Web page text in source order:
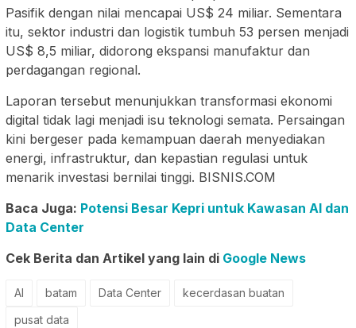
Pasifik dengan nilai mencapai US$ 24 miliar. Sementara
itu, sektor industri dan logistik tumbuh 53 persen menjadi
US$ 8,5 miliar, didorong ekspansi manufaktur dan
perdagangan regional.
Laporan tersebut menunjukkan transformasi ekonomi
digital tidak lagi menjadi isu teknologi semata. Persaingan
kini bergeser pada kemampuan daerah menyediakan
energi, infrastruktur, dan kepastian regulasi untuk
menarik investasi bernilai tinggi. BISNIS.COM
Baca Juga: Potensi Besar Kepri untuk Kawasan AI dan
Data Center
Cek Berita dan Artikel yang lain di Google News
AI batam Data Center
kecerdasan buatan
pusat data